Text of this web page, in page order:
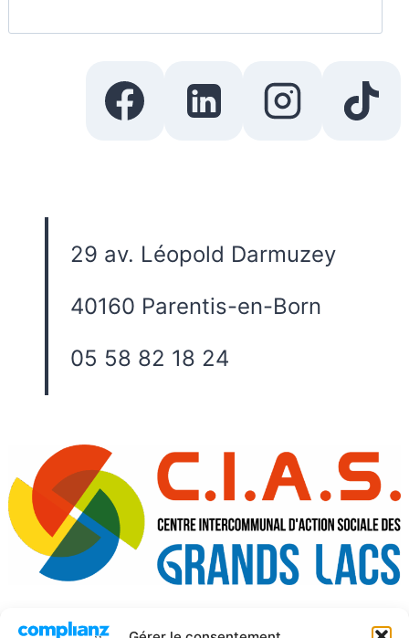
29 av. Léopold Darmuzey
40160 Parentis-en-Born
05 58 82 18 24